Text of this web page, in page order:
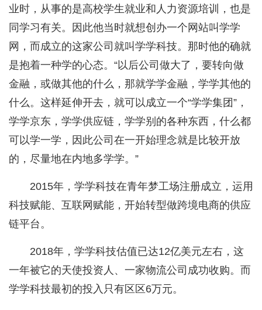
业时，从事的是高校学生就业和人力资源培训，也是
同学习有关。因此他当时就想创办一个网站叫学学
网，而成立的这家公司就叫学学科技。那时他的确就
是抱着一种学的心态。“以后公司做大了，要转向做
金融，或做其他的什么，那就学学金融，学学其他的
什么。这样延伸开去，就可以成立一个“学学集团”，
学学京东，学学供应链，学学别的各种东西，什么都
可以学一学，因此公司在一开始理念就是比较开放
的，尽量地在内地多学学。”
2015年，学学科技在青年梦工场注册成立，运用
科技赋能、互联网赋能，开始转型做跨境电商的供应
链平台。
2018年，学学科技估值已达12亿美元左右，这
一年被它的天使投资人、一家物流公司成功收购。而
学学科技最初的投入只有区区6万元。